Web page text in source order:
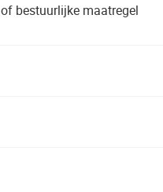
bestuurlijke maatregel